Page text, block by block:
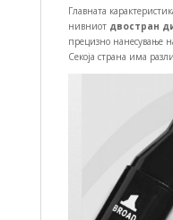
Главната
нивниот двостран
прецизно нанесување
Секоја страна има